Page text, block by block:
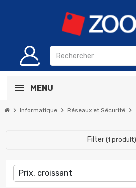
MENU
chevron_right Informatique chevron_right Réseaux et Sécurité chevron_right
Filter (1 produit)
Prix, croissant